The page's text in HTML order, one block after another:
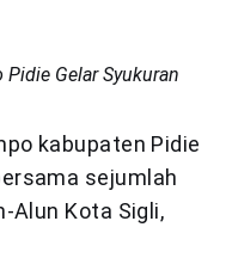
Gelar Syukuran
kabupaten Pidie
sejumlah
Alun Kota Sigli,